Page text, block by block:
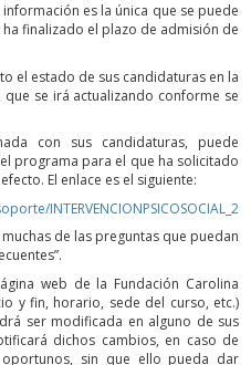
es la única que se puede
finalizado el plazo de admisión de
el estado de sus candidaturas en la
se irá actualizando conforme se
con sus candidaturas, puede
programa para el que ha solicitado
El enlace es el siguiente:
de las preguntas que puedan
web de la Fundación Carolina
y fin, horario, sede del curso, etc.)
ser modificada en alguno de sus
dichos cambios, en caso de
sin que ello pueda dar